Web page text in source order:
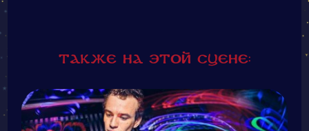
Также на этой сцене: